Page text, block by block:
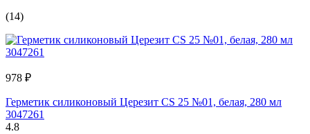
(14)
978 ₽
Герметик силиконовый Церезит CS 25 №01, белая, 280 мл
3047261
4.8